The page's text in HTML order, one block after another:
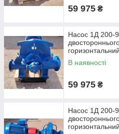
59 975 ₴
Насос 1Д 200-
В наявності
59 975 ₴
Насос 1Д 200-